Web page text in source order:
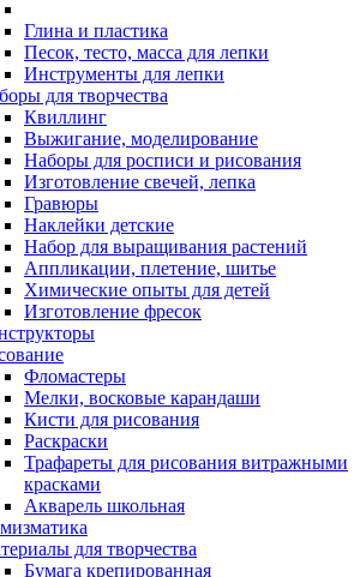
Глина и пластика
Песок, тесто, масса для лепки
Инструменты для лепки
для творчества
Квиллинг
Выжигание, моделирование
Наборы для росписи и рисования
Изготовление свечей, лепка
Гравюры
Наклейки детские
Набор для выращивания растений
Аппликации, плетение, шитье
Химические опыты для детей
Изготовление фресок
Фломастеры
Мелки, восковые карандаши
Кисти для рисования
Раскраски
Трафареты для рисования витражными
красками
Акварель школьная
для творчества
Бумага крепированная